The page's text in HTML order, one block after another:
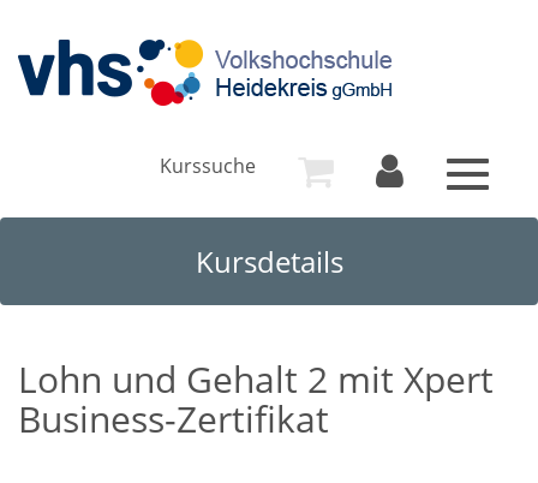
Kurssuche
Toggle
Kursdetails
Lohn und Gehalt 2 mit Xpert
Business-Zertifikat